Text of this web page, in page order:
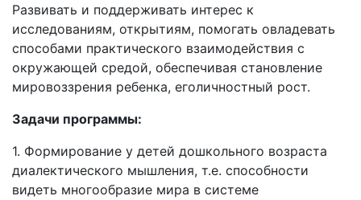
Развивать и поддерживать интерес к
исследованиям, открытиям, помогать овладевать
способами практического взаимодействия с
окружающей средой, обеспечивая становление
мировоззрения ребенка, еголичностный рост.
Задачи программы:
1. Формирование у детей дошкольного возраста
диалектического мышления, т.е. способности
видеть многообразие мира в системе